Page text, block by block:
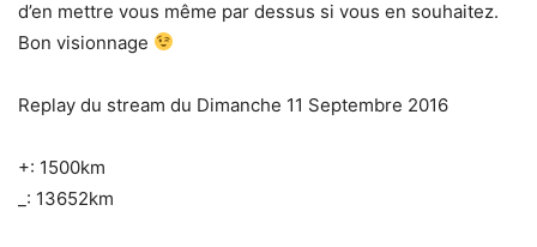
d’en mettre vous même par dessus si vous en souhaitez.
Bon visionnage
Replay du stream du Dimanche 11 Septembre 2016
+: 1500km
_: 13652km